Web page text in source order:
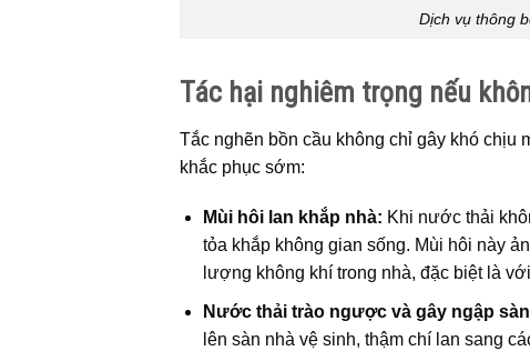
Dịch vụ thông
Tác hại nghiêm trọng nếu
Tắc nghẽn bồn cầu không chỉ gây khó chịu
khắc phục sớm:
Mùi hôi lan khắp nhà: Khi nước thải
tỏa khắp không gian sống. Mùi hôi này
lượng không khí trong nhà, đặc biệt là
Nước thải trào ngược và gây ngập
lên sàn nhà vệ sinh, thậm chí lan sang